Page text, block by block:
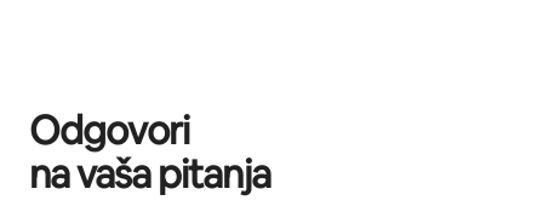
Odgovori
na vaša pitanja